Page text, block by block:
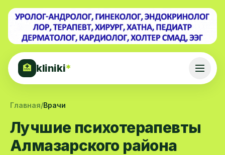
🏥 kliniki*
Главная/Врачи
Лучшие психотерапевты
Алмазарского района